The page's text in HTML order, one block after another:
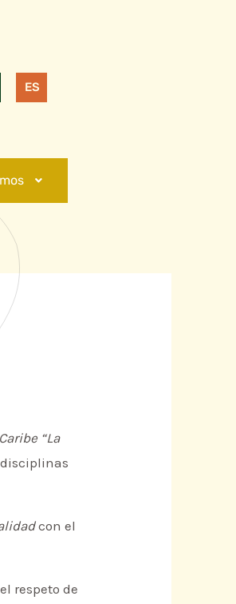
ES
“La
con el
respeto de